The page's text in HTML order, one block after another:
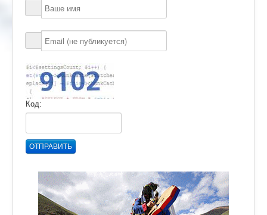
Код:
ОТПРАВИТЬ